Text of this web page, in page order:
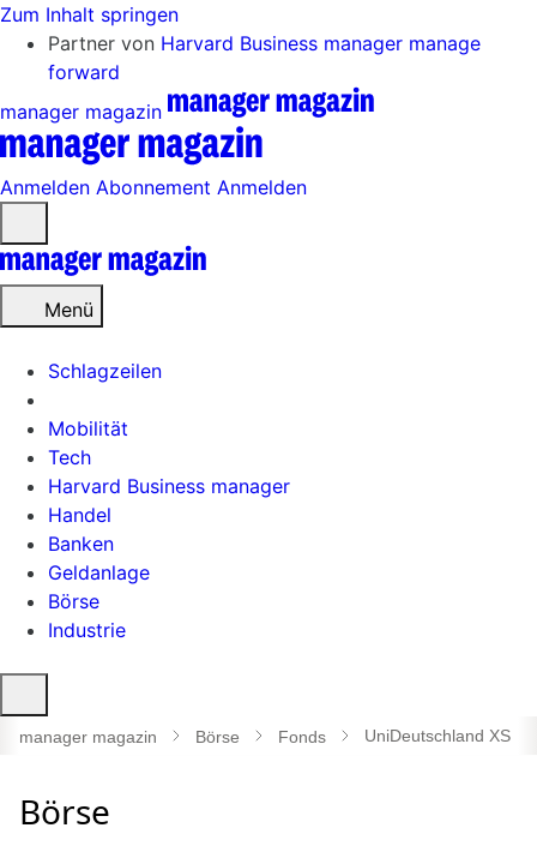
Zum Inhalt springen
Partner von Harvard Business manager manage
forward
manager magazin
Anmelden Abonnement Anmelden
öffnen
Menü
Schlagzeilen
Mobilität
Tech
Harvard Business manager
Handel
Banken
Geldanlage
Börse
Industrie
öffnen
manager magazin Börse Fonds UniDeutschland XS